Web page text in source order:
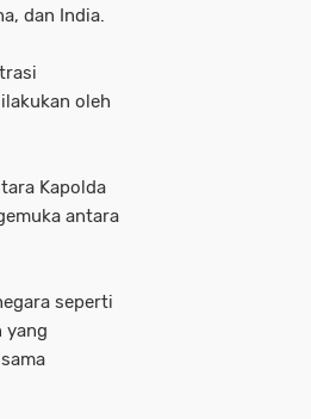
dan India.
oleh
Kapolda
antara
seperti
yang